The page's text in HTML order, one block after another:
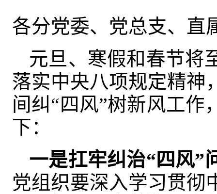
各分党委、党总支、直
元旦、寒假和春节将
落实中央八项规定精神
间纠“四风”树新风工作
下：
一是扛牢纠治“四风”
党组织要深入学习贯彻